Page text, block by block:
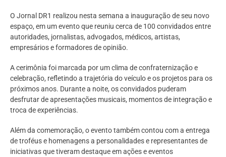
O Jornal DR1 realizou nesta semana a inauguração de seu novo
espaço, em um evento que reuniu cerca de 100 convidados entre
autoridades, jornalistas, advogados, médicos, artistas,
empresários e formadores de opinião.
A cerimônia foi marcada por um clima de confraternização e
celebração, refletindo a trajetória do veículo e os projetos para os
próximos anos. Durante a noite, os convidados puderam
desfrutar de apresentações musicais, momentos de integração e
troca de experiências.
Além da comemoração, o evento também contou com a entrega
de troféus e homenagens a personalidades e representantes de
iniciativas que tiveram destaque em ações e eventos